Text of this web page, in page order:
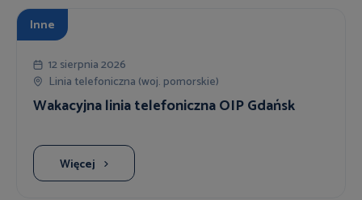
Inne
12 sierpnia 2026
Linia telefoniczna (woj. pomorskie)
Wakacyjna linia telefoniczna OIP Gdańsk
Więcej